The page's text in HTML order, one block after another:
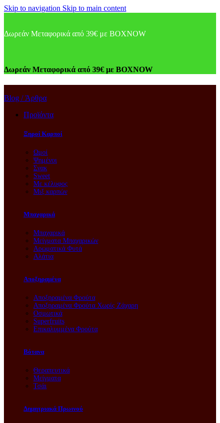
Skip to navigation Skip to main content
Δωρεάν Μεταφορικά από 39€ με BOXNOW
Δωρεάν Μεταφορικά από 39€ με BOXNOW
Blog / Άρθρα
Προϊόντα
Ξηροί Καρποί
Ωμοί
Ψημένοι
Σνακ
Sweet
Με κέλυφος
Μιξ καρπών
Μπαχαρικά
Μπαχαρικά
Μείγματα Μπαχαρικών
Αρωματικά Φυτά
Αλάτια
Αποξηραμένα
Αποξηραμένα Φρούτα
Αποξηραμένα Φρούτα Χωρίς Ζάχαρη
Οσμωτικά
Superfruits
Επικαλυμμένα Φρούτα
Βότανα
Θεραπευτικά
Μείγματα
Τσάι
Δημητριακά Πρωινού